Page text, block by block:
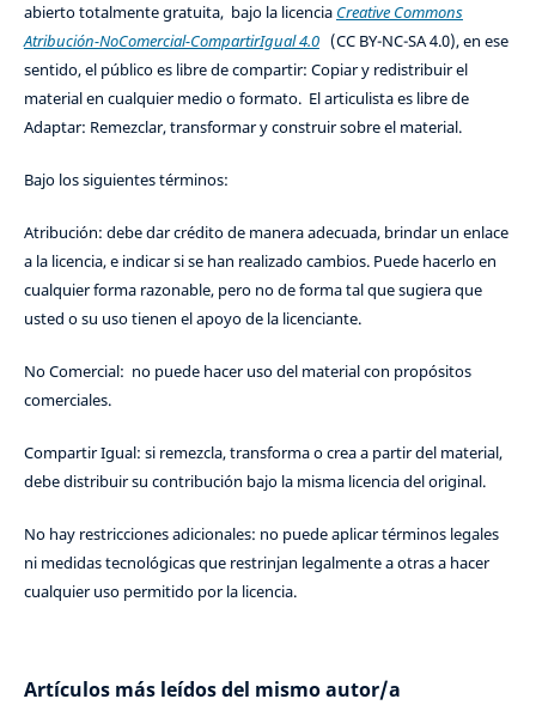
abierto totalmente gratuita, bajo la licencia Creative Commons
Atribución-NoComercial-CompartirIgual 4.0(CC BY-NC-SA 4.0), en ese
sentido, el público es libre de compartir: Copiar y redistribuir el
material en cualquier medio o formato. El articulista es libre de
Adaptar: Remezclar, transformar y construir sobre el material.
Bajo los siguientes términos:
Atribución: debe dar crédito de manera adecuada, brindar un enlace
a la licencia, e indicar si se han realizado cambios. Puede hacerlo en
cualquier forma razonable, pero no de forma tal que sugiera que
usted o su uso tienen el apoyo de la licenciante.
No Comercial: no puede hacer uso del material con propósitos
comerciales.
Compartir Igual: si remezcla, transforma o crea a partir del material,
debe distribuir su contribución bajo la misma licencia del original.
No hay restricciones adicionales: no puede aplicar términos legales
ni medidas tecnológicas que restrinjan legalmente a otras a hacer
cualquier uso permitido por la licencia.
Artículos más leídos del mismo autor/a